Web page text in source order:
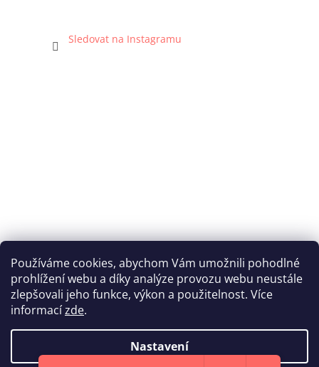
Používáme cookies, abychom Vám umožnili pohodlné
prohlížení webu a díky analýze provozu webu neustále
zlepšovali jeho funkce, výkon a použitelnost. Více
informacízde.
Nastavení
Sledovat na Instagramu
Katka Hromasová Foto
Vytvořil Shoptet